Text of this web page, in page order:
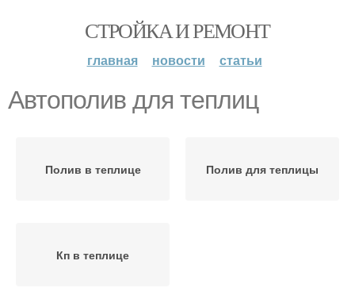
СТРОЙКА И РЕМОНТ
главная новости статьи
Автополив для теплиц
Полив в теплице Полив для теплицы
Кп в теплице